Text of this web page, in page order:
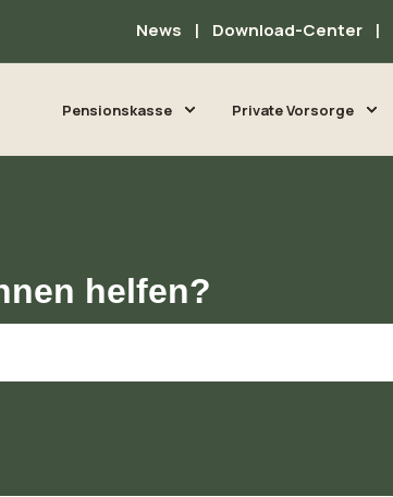
News Download-Center
Pensionskasse Private Vorsorge
helfen?